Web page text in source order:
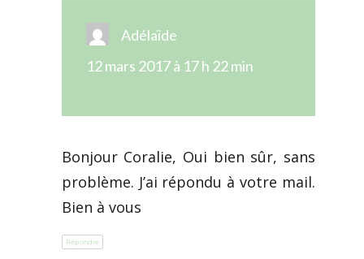
Adélaïde
12 mars 2017 à 17 h 22 min
Bonjour Coralie, Oui bien sûr, sans
problème. J’ai répondu à votre mail.
Bien à vous
Répondre